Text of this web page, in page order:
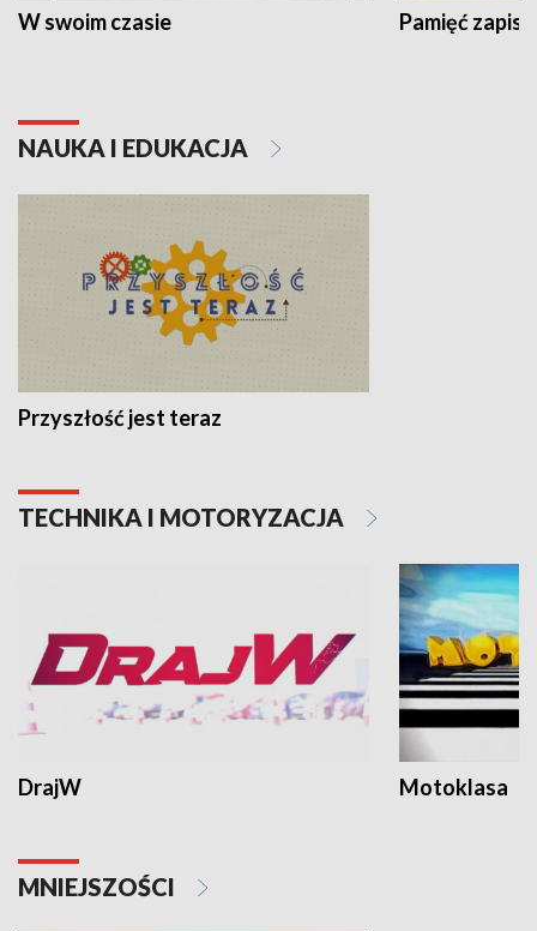
W swoim czasie Pamięć
NAUKA I EDUKACJA
Przyszłość jest teraz
TECHNIKA I MOTORYZACJA
DrajW Motoklasa
MNIEJSZOŚCI